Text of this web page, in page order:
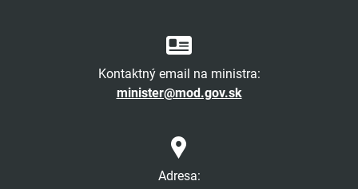
Kontaktný email na ministra:
minister@mod.gov.sk
Adresa: